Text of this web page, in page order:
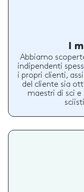
I
Abbiamo
indipendenti
i propri clienti,
del cliente sia
maestri di sci